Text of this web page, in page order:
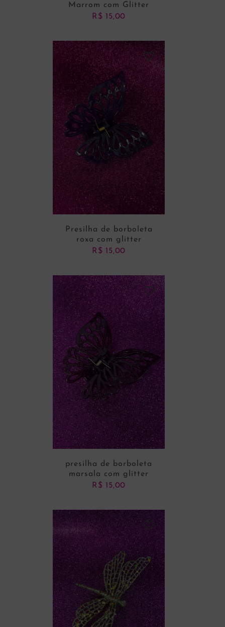
ADICIONAR AO CARRINHO
Marrom com Glitter
R$ 15,00
ADICIONAR AO CARRINHO
Presilha de borboleta
roxa com glitter
R$ 15,00
ADICIONAR AO CARRINHO
presilha de borboleta
marsala com glitter
R$ 15,00